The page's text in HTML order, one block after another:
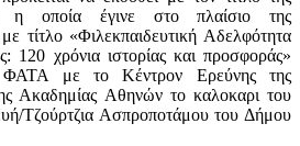
η οποία έγινε στο πλαίσιο της
τίτλο «Φιλεκπαιδευτική Αδελφότητα
120 χρόνια ιστορίας και προσφοράς»
με το Κέντρον Ερεύνης της
Ακαδημίας Αθηνών το καλοκαρι του
Τζούρτζια Ασπροποτάμου του Δήμου